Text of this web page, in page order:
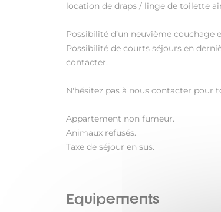
location de draps / linge de toilette
Possibilité d’un neuvième couchage
Possibilité de courts séjours en
contacter.
N'hésitez pas à nous contacter pour
Appartement non fumeur.
Animaux refusés.
Taxe de séjour en sus.
Equipements